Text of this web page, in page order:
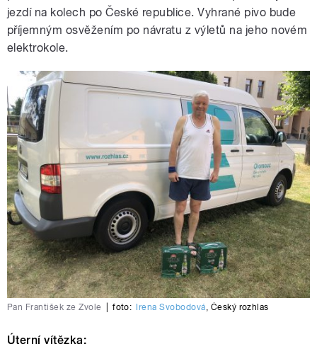
jezdí na kolech po České republice. Vyhrané pivo bude
příjemným osvěžením po návratu z výletů na jeho novém
elektrokole.
Pan František ze Zvole foto: Irena Svobodová, Český rozhlas
Úterní vítězka: